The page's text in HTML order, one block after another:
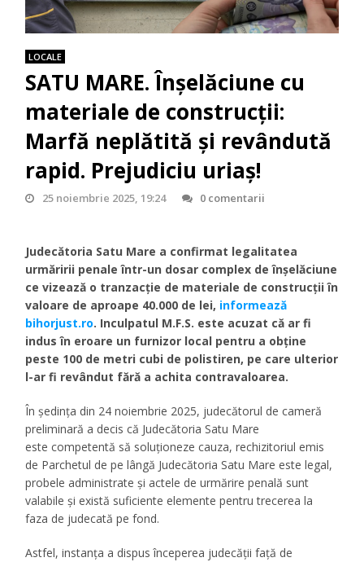
LOCALE
SATU MARE. Înșelăciune cu
materiale de construcții:
Marfă neplătită și revândută
rapid. Prejudiciu uriaș!
25 noiembrie 2025, 19:24 0 comentarii
Judecătoria Satu Mare a confirmat legalitatea
urmăririi penale într-un dosar complex de înșelăciune
ce vizează o tranzacție de materiale de construcții în
valoare de aproape 40.000 de lei, informează
bihorjust.ro. Inculpatul M.F.S. este acuzat că ar fi
indus în eroare un furnizor local pentru a obține
peste 100 de metri cubi de polistiren, pe care ulterior
l-ar fi revândut fără a achita contravaloarea.
În ședința din 24 noiembrie 2025, judecătorul de cameră
preliminară a decis că Judecătoria Satu Mare
este competentă să soluționeze cauza, rechizitoriul emis
de Parchetul de pe lângă Judecătoria Satu Mare este legal,
probele administrate și actele de urmărire penală sunt
valabile și există suficiente elemente pentru trecerea la
faza de judecată pe fond.
Astfel, instanța a dispus începerea judecății față de